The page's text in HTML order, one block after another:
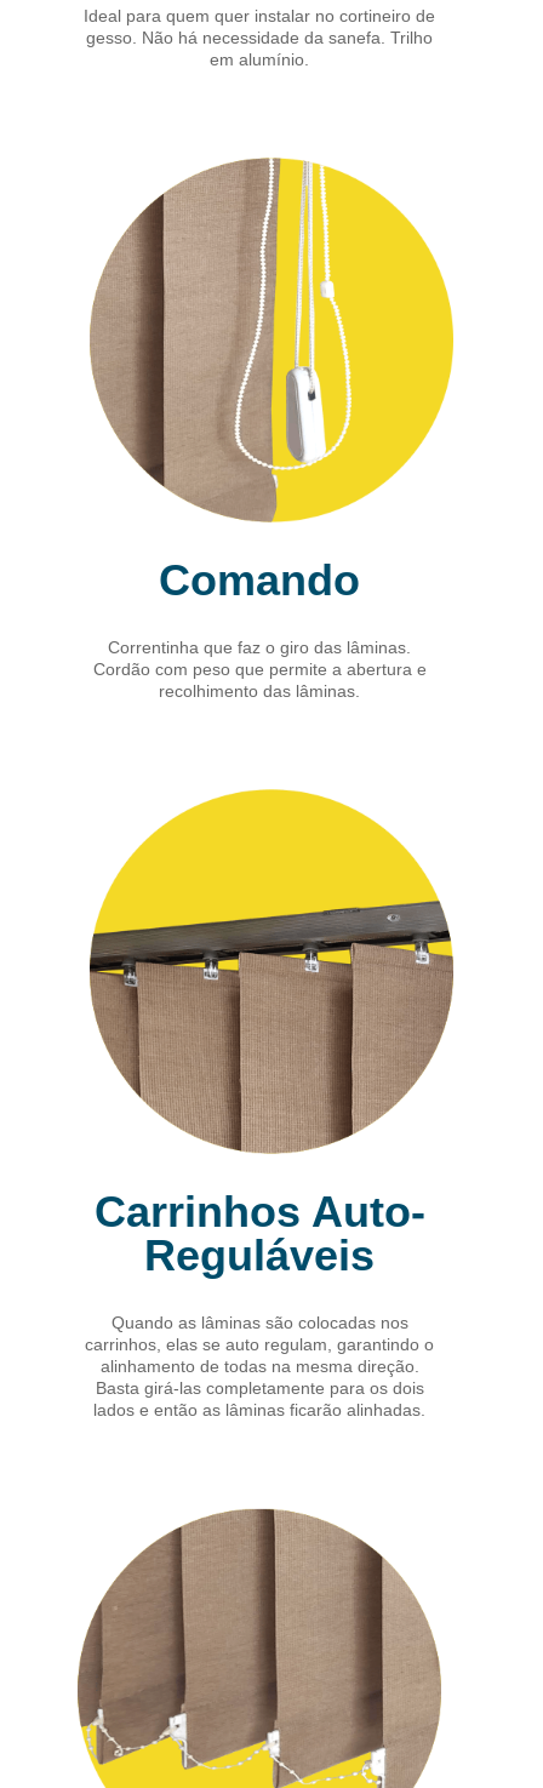
Ideal para quem quer instalar no cortineiro de
gesso. Não há necessidade da sanefa. Trilho
em alumínio.
Comando
Correntinha que faz o giro das lâminas.
Cordão com peso que permite a abertura e
recolhimento das lâminas.
Carrinhos Auto-
Reguláveis
Quando as lâminas são colocadas nos
carrinhos, elas se auto regulam, garantindo o
alinhamento de todas na mesma direção.
Basta girá-las completamente para os dois
lados e então as lâminas ficarão alinhadas.